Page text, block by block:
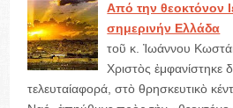
Από την θεοκτόνον
σημερινήν Ελλάδα
τοῦ κ. Ἰωάννου
Χριστὸς ἐμφανίστηκε
τελευταίαφορά, στὸ θρησκευτικὸ